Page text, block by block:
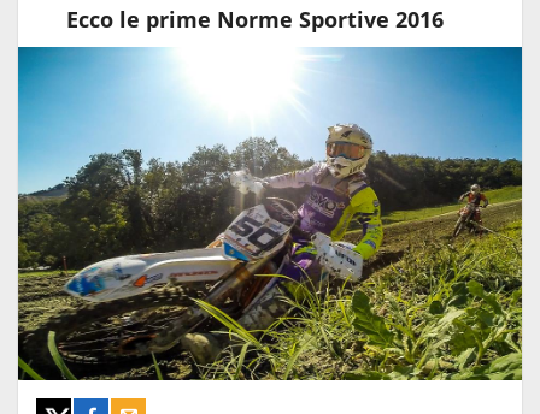
Ecco le prime Norme Sportive 2016